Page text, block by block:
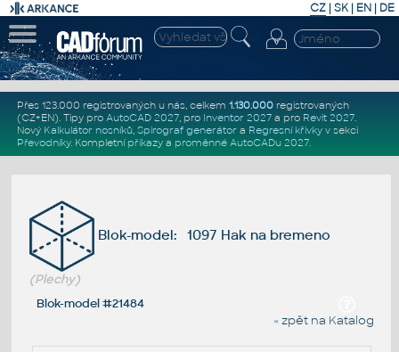
CZ | SK| EN | DE
Přes 123.000 registrovaných u nás, celkem 1.130.000registrovaných
(CZ+EN). Tipy pro AutoCAD 2027, pro Inventor 2027a pro Revit 2027.
Nový Kalkulátor nosníků, Spirograf generátor a Regresní křivkyv sekci
Převodníky. Kompletní příkazya proměnné AutoCADu 2027.
Blok-model: 1097 Hak na bremeno
(Plechy)
Blok-model #21484
« zpět na Katalog